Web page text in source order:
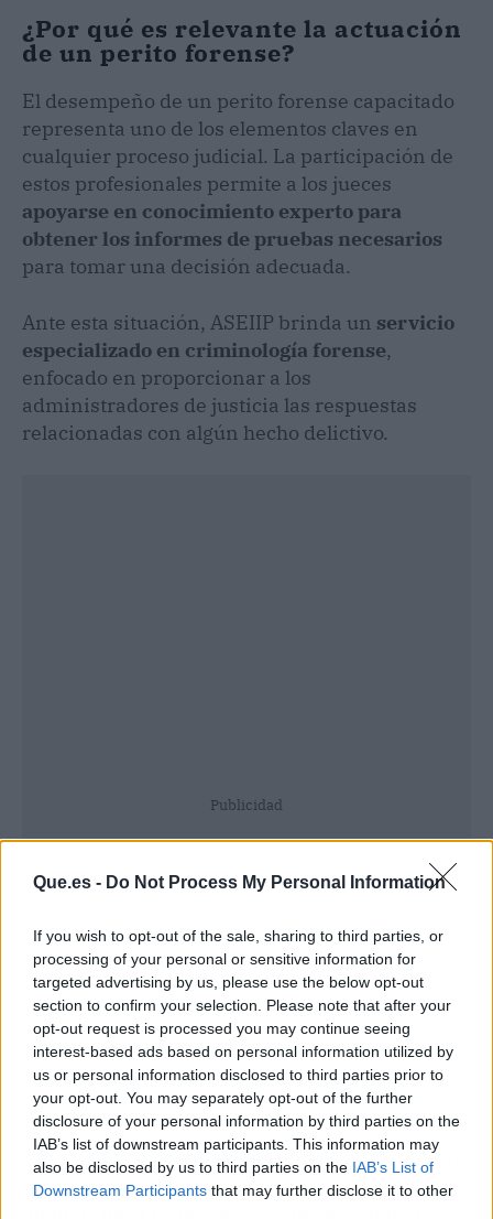
Que.es - Do Not Process My Personal Information
If you wish to opt-out of the sale, sharing to third parties, or
processing of your personal or sensitive information for
targeted advertising by us, please use the below opt-out
section to confirm your selection. Please note that after your
opt-out request is processed you may continue seeing
interest-based ads based on personal information utilized by
us or personal information disclosed to third parties prior to
your opt-out. You may separately opt-out of the further
disclosure of your personal information by third parties on the
IAB’s list of downstream participants. This information may
also be disclosed by us to third parties on the IAB’s List of
Downstream Participants that may further disclose it to other
¿Por qué es relevante la actuación
de un perito forense?
El desempeño de un perito forense capacitado
representa uno de los elementos claves en
cualquier proceso judicial. La participación de
estos profesionales permite a los jueces
apoyarse en conocimiento experto para
obtener los informes de pruebas necesarios
para tomar una decisión adecuada.
Ante esta situación, ASEIIP brinda un servicio
especializado en criminología forense,
enfocado en proporcionar a los
administradores de justicia las respuestas
relacionadas con algún hecho delictivo.
Publicidad
El servicio de estos profesionales se lleva a cabo
en tres pasos fundamentales que van desde el